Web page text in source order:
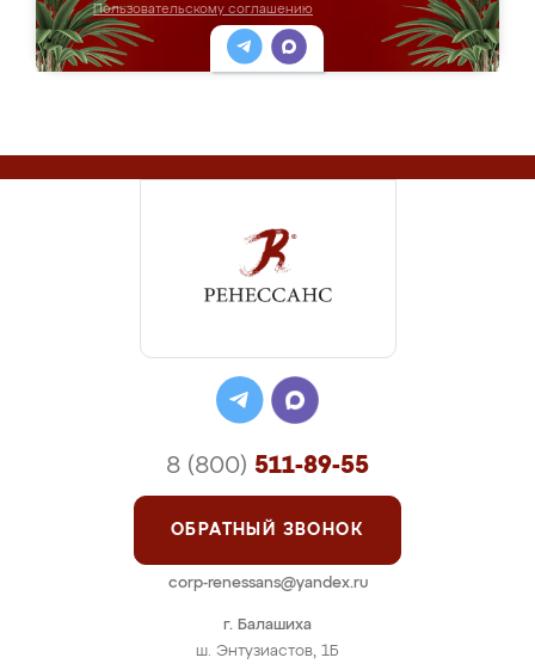
Пользовательскому соглашению
г. Балашиха
ш. Энтузиастов, 1Б
8 (800) 511-89-55
ОБРАТНЫЙ ЗВОНОК
corp-renessans@yandex.ru